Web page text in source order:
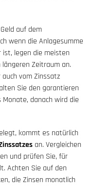
auf dem
wenn die Anlagesumme
ist, legen die meisten
Zeitraum an.
vom Zinssatz
Sie den garantieren
danach wird die
kommt es natürlich
an. Vergleichen
und prüfen Sie, für
Achten Sie auf den
die Zinsen monatlich